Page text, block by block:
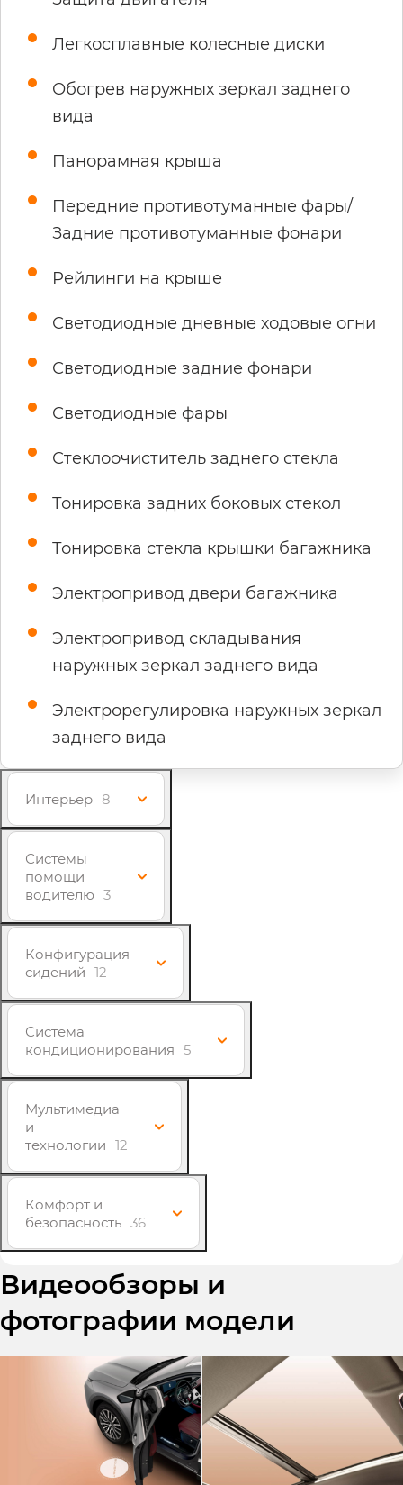
Легкосплавные колесные диски
Обогрев наружных зеркал заднего
вида
Панорамная крыша
Передние противотуманные фары/
Задние противотуманные фонари
Рейлинги на крыше
Светодиодные дневные ходовые огни
Светодиодные задние фонари
Светодиодные фары
Стеклоочиститель заднего стекла
Тонировка задних боковых стекол
Тонировка стекла крышки багажника
Электропривод двери багажника
Электропривод складывания
наружных зеркал заднего вида
Электрорегулировка наружных зеркал
заднего вида
Интерьер 8
Системы
помощи
водителю 3
Конфигурация
сидений 12
Система
кондиционирования 5
Мультимедиа
и
технологии 12
Комфорт и
безопасность 36
Видеообзоры и
фотографии модели